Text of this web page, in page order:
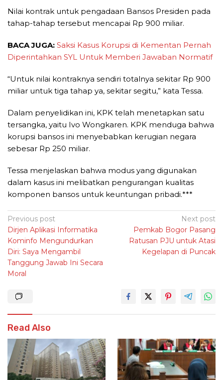
Nilai kontrak untuk pengadaan Bansos Presiden pada
tahap-tahap tersebut mencapai Rp 900 miliar.
BACA JUGA: Saksi Kasus Korupsi di Kementan Pernah
Diperintahkan SYL Untuk Memberi Jawaban Normatif
“Untuk nilai kontraknya sendiri totalnya sekitar Rp 900
miliar untuk tiga tahap ya, sekitar segitu,” kata Tessa.
Dalam penyelidikan ini, KPK telah menetapkan satu
tersangka, yaitu Ivo Wongkaren. KPK menduga bahwa
korupsi bansos ini menyebabkan kerugian negara
sebesar Rp 250 miliar.
Tessa menjelaskan bahwa modus yang digunakan
dalam kasus ini melibatkan pengurangan kualitas
komponen bansos untuk keuntungan pribadi.***
Post
navigation
Previous post
Dirjen Aplikasi Informatika
Kominfo Mengundurkan
Diri: Saya Mengambil
Tanggung Jawab Ini Secara
Moral
Next post
Pemkab Bogor Pasang
Ratusan PJU untuk Atasi
Kegelapan di Puncak
Read Also